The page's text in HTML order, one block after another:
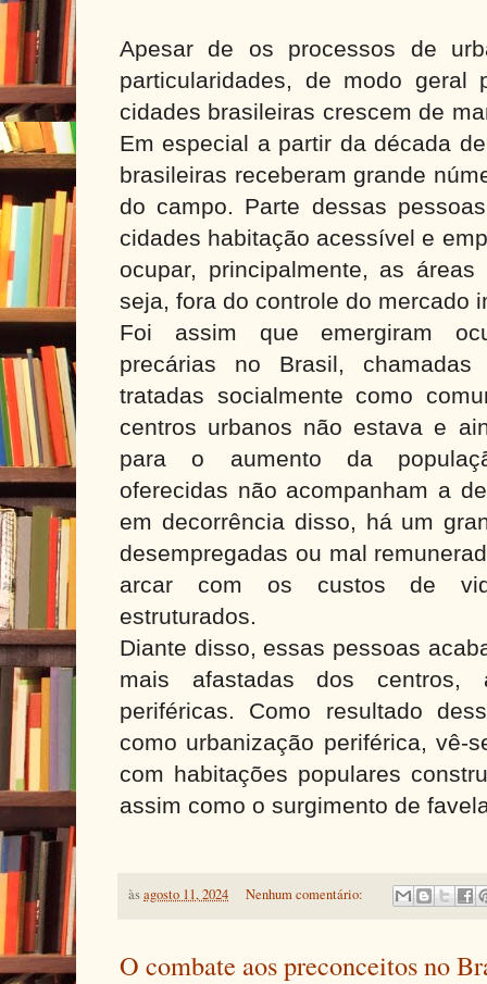
Apesar de os processos de
particularidades, de modo geral
cidades brasileiras crescem de
Em especial a partir da década
brasileiras receberam grande
do campo. Parte dessas
cidades habitação acessível e
ocupar, principalmente, as
seja, fora do controle do mercado
Foi assim que emergiram
precárias no Brasil,
tratadas socialmente como
centros urbanos não estava e
para o aumento da
oferecidas não acompanham a
em decorrência disso, há um
desempregadas ou mal
arcar com os custos de
estruturados.
Diante disso, essas pessoas
mais afastadas dos centros,
periféricas. Como resultado
como urbanização periférica, vê-
com habitações populares
assim como o surgimento de
àsagosto 11, 2024 Nenhum comentário:
O combate aos preconceitos no